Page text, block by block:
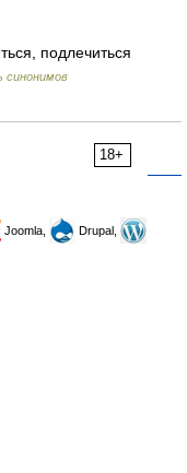
подлечиться
синонимов
18+
Joomla,
Drupal,